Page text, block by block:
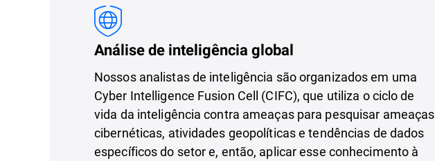
Análise de inteligência global
Nossos analistas de inteligência são organizados em uma
Cyber Intelligence Fusion Cell (CIFC), que utiliza o ciclo de
vida da inteligência contra ameaças para pesquisar ameaças
cibernéticas, atividades geopolíticas e tendências de dados
específicos do setor e, então, aplicar esse conhecimento à